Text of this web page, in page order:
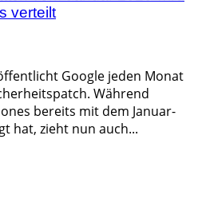
verteilt
Google jeden Monat
Während
bereits mit dem Januar-
hat, zieht nun auch...